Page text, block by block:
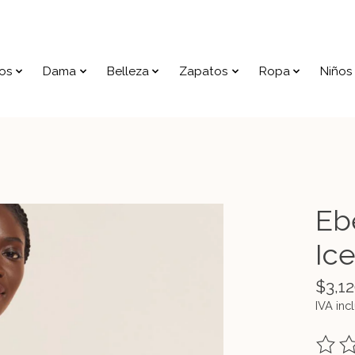
Dama Belleza Zapatos Ropa Niños
IVA